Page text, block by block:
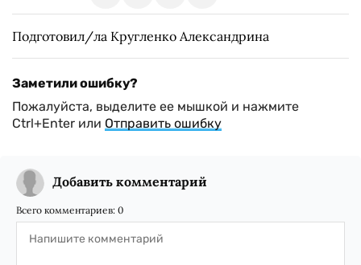
Подготовил/ла Кругленко Александрина
Заметили ошибку?
Пожалуйста, выделите ее мышкой и нажмите
Ctrl+Enter или Отправить ошибку
Добавить комментарий
Всего комментариев: 0